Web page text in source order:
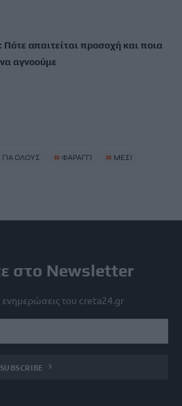
Πότε απαιτείται προσοχή και ποια
αγνοούμε
ΟΛΟΥΣ # ΦΑΡΑΓΓΙ # ΜΕΣΙ
στο Newsletter
ενημερώσεις του creta24.gr
SUBSCRIBE